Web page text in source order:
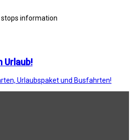
information
Urlaub!
Urlaubspaket und Busfahrten!